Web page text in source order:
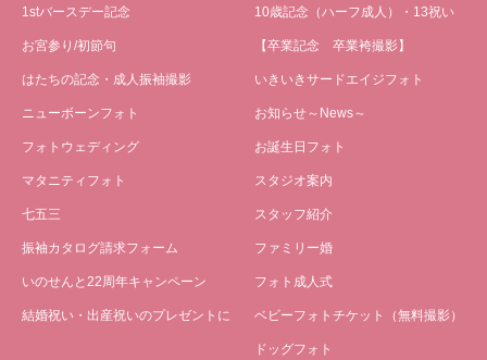
1stバースデー記念
お宮参り/初節句
はたちの記念・成人振袖撮影
ニューボーンフォト
フォトウェディング
マタニティフォト
七五三
振袖カタログ請求フォーム
いのせんと22周年キャンペーン
結婚祝い・出産祝いのプレゼントに
10歳記念（ハーフ成人）・13祝い
【卒業記念 卒業袴撮影】
いきいきサードエイジフォト
お知らせ～News～
お誕生日フォト
スタジオ案内
スタッフ紹介
ファミリー婚
フォト成人式
ベビーフォトチケット（無料撮影）
ドッグフォト